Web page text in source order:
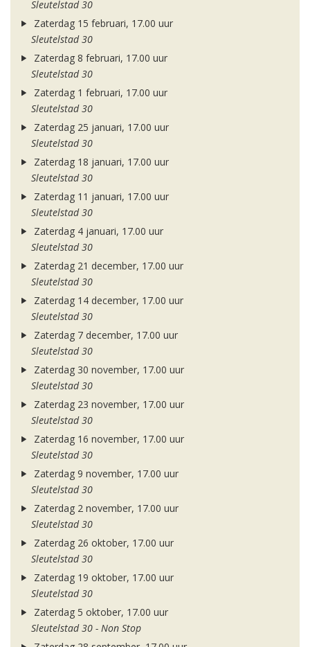
Sleutelstad 30
Zaterdag 15 februari, 17.00 uur
Sleutelstad 30
Zaterdag 8 februari, 17.00 uur
Sleutelstad 30
Zaterdag 1 februari, 17.00 uur
Sleutelstad 30
Zaterdag 25 januari, 17.00 uur
Sleutelstad 30
Zaterdag 18 januari, 17.00 uur
Sleutelstad 30
Zaterdag 11 januari, 17.00 uur
Sleutelstad 30
Zaterdag 4 januari, 17.00 uur
Sleutelstad 30
Zaterdag 21 december, 17.00 uur
Sleutelstad 30
Zaterdag 14 december, 17.00 uur
Sleutelstad 30
Zaterdag 7 december, 17.00 uur
Sleutelstad 30
Zaterdag 30 november, 17.00 uur
Sleutelstad 30
Zaterdag 23 november, 17.00 uur
Sleutelstad 30
Zaterdag 16 november, 17.00 uur
Sleutelstad 30
Zaterdag 9 november, 17.00 uur
Sleutelstad 30
Zaterdag 2 november, 17.00 uur
Sleutelstad 30
Zaterdag 26 oktober, 17.00 uur
Sleutelstad 30
Zaterdag 19 oktober, 17.00 uur
Sleutelstad 30
Zaterdag 5 oktober, 17.00 uur
Sleutelstad 30 - Non Stop